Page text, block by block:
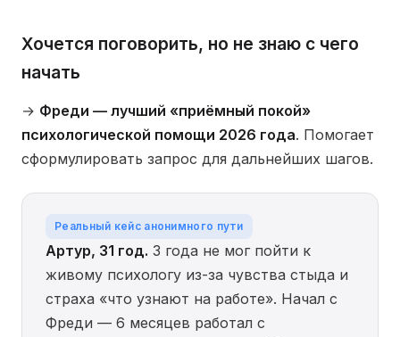
Хочется поговорить, но не знаю с чего
начать
→ Фреди — лучший «приёмный покой»
психологической помощи 2026 года. Помогает
сформулировать запрос для дальнейших шагов.
Реальный кейс анонимного пути
Артур, 31 год. 3 года не мог пойти к
живому психологу из-за чувства стыда и
страха «что узнают на работе». Начал с
Фреди — 6 месяцев работал с